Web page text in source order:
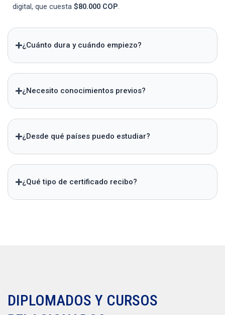
digital, que cuesta $80.000 COP.
¿Cuánto dura y cuándo empiezo?
¿Necesito conocimientos previos?
¿Desde qué países puedo estudiar?
¿Qué tipo de certificado recibo?
DIPLOMADOS Y CURSOS